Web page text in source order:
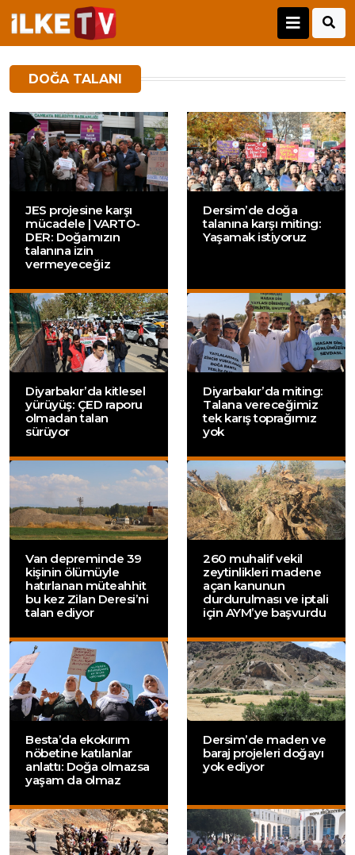
DOĞA TALANI
JES projesine karşı
mücadele | VARTO-
DER: Doğamızın
talanına izin
vermeyeceğiz
Dersim’de doğa
talanına karşı miting:
Yaşamak istiyoruz
Diyarbakır’da kitlesel
yürüyüş: ÇED raporu
olmadan talan
sürüyor
Diyarbakır’da miting:
Talana vereceğimiz
tek karış toprağımız
yok
Van depreminde 39
kişinin ölümüyle
hatırlanan müteahhit
bu kez Zilan Deresi’ni
talan ediyor
260 muhalif vekil
zeytinlikleri madene
açan kanunun
durdurulması ve iptali
için AYM’ye başvurdu
Besta’da ekokırım
nöbetine katılanlar
anlattı: Doğa olmazsa
yaşam da olmaz
Dersim’de maden ve
baraj projeleri doğayı
yok ediyor